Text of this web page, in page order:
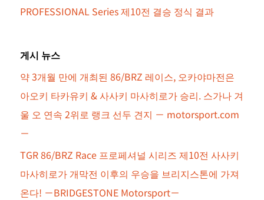
PROFESSIONAL Series 제10전 결승 정식 결과
게시 뉴스
약 3개월 만에 개최된 86/BRZ 레이스, 오카야마전은
아오키 타카유키 & 사사키 마사히로가 승리. 스가나 겨
울 오 연속 2위로 랭크 선두 견지 － motorsport.com
－
TGR 86/BRZ Race 프로페셔널 시리즈 제10전 사사키
마사히로가 개막전 이후의 우승을 브리지스톤에 가져
온다! －BRIDGESTONE Motorsport－